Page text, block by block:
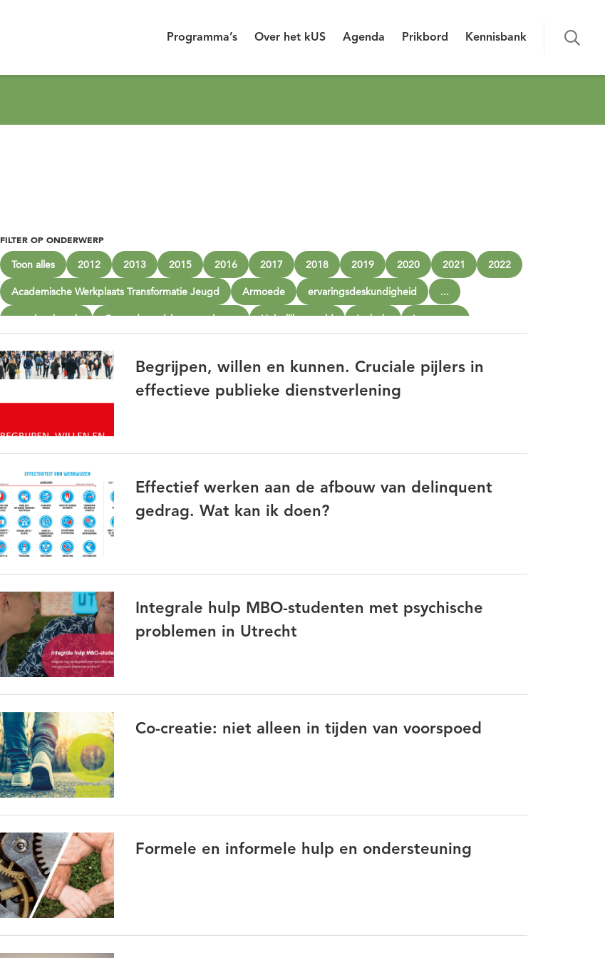
Programma’s Over het kUS Agenda Prikbord Kennisbank
FILTER OP ONDERWERP
Toon alles 2012 2013 2015 2016 2017 2018 2019 2020 2021 2022
Academische Werkplaats Transformatie Jeugd Armoede ervaringsdeskundigheid ...
ervaringskennis Gezonde sociale omgevingen Huiselijk geweld Inclusie Innoveren
Kwartiermaken LVB maatschappelijke vraagstukken Mantelzorg Niet-aangeboren hersenletsel
Onderwijs Participatie Preventie Professionalisering
sociale vraagstukken Vitale netwerken Vrijwilligers werkalliantie
Werkplaats Maatschappelijke Ondersteuning en Participatie WMO Zelfredzaamheid Zelfregie
Zorg en ondersteuning
Begrijpen, willen en kunnen. Cruciale pijlers in
effectieve publieke dienstverlening
Effectief werken aan de afbouw van delinquent
gedrag. Wat kan ik doen?
Integrale hulp MBO-studenten met psychische
problemen in Utrecht
Co-creatie: niet alleen in tijden van voorspoed
Formele en informele hulp en ondersteuning